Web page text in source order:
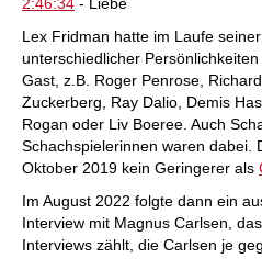
Lex Fridman hatte im Laufe
unterschiedlicher
Gast, z.B. Roger Penrose,
Zuckerberg, Ray Dalio, Demis
Rogan oder Liv Boeree. Auch
Schachspielerinnen waren dabei.
Oktober 2019 kein Geringerer als
Im August 2022 folgte dann ein
Interview mit Magnus Carlsen,
Interviews zählt, die Carlsen je